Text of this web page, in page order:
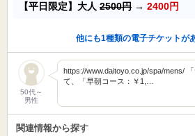
【平日限定】大人 2500円 → 2400円
他にも1種類の電子チケットが
50代～
男性
https://www.daitoyo.co.jp/spa/mens/
て、「早朝コース：￥1,…
関連情報から探す